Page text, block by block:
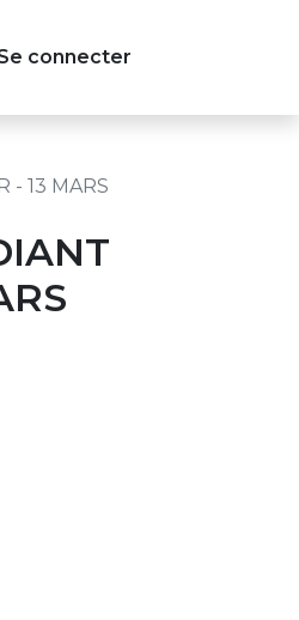
connecter
- 13 MARS